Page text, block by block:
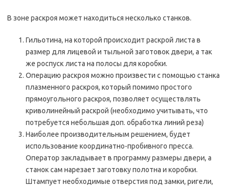
В зоне раскроя может находиться несколько станков.
Гильотина, на которой происходит раскрой листа в
размер для лицевой и тыльной заготовок двери, а так
же роспуск листа на полосы для коробки.
Операцию раскроя можно произвести с помощью станка
плазменного раскроя, который помимо простого
прямоугольного раскроя, позволяет осуществлять
криволинейный раскрой (необходимо учитывать, что
потребуется небольшая доп. обработка линий реза)
Наиболее производительным решением, будет
использование координатно-пробивного пресса.
Оператор закладывает в программу размеры двери, а
станок сам нарезает заготовку полотна и коробки.
Штампует необходимые отверстия под замки, ригели,